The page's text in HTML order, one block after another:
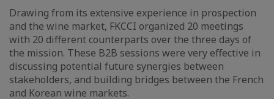
Drawing from its extensive experience in prospection
and the wine market, FKCCI organized 20 meetings
with 20 different counterparts over the three days of
the mission. These B2B sessions were very effective in
discussing potential future synergies between
stakeholders, and building bridges between the French
and Korean wine markets.